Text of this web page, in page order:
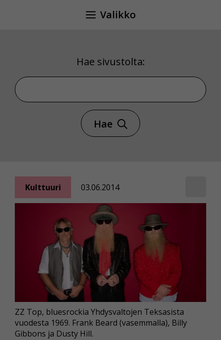
Valikko
Hae sivustolta:
Hae sivustolta
Hae
Kulttuuri 03.06.2014
ZZ Top, bluesrockia Yhdysvaltojen Teksasista
vuodesta 1969. Frank Beard (vasemmalla), Billy
Gibbons ja Dusty Hill.